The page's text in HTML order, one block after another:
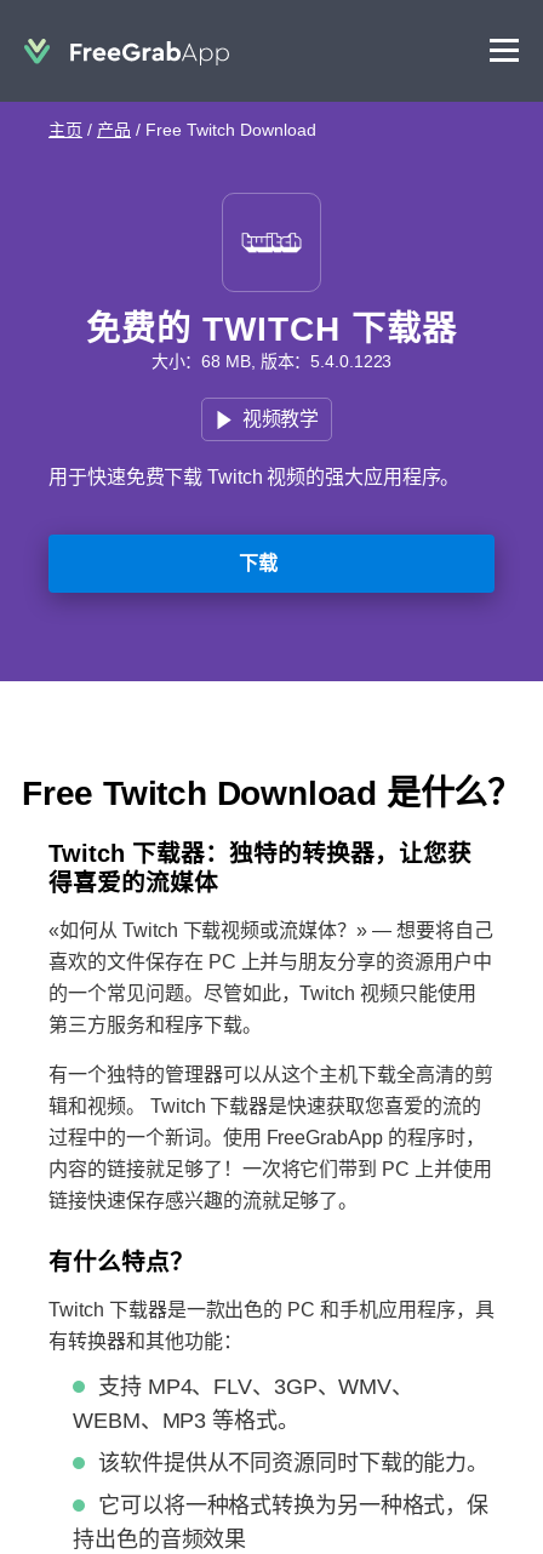
主页 / 产品 / Free Twitch Download
免费的 TWITCH 下载器
大小：68 MB, 版本：5.4.0.1223
视频教学
用于快速免费下载 Twitch 视频的强大应用程序。
下载
Free Twitch Download 是什么？
Twitch 下载器：独特的转换器，让您获
得喜爱的流媒体
«如何从 Twitch 下载视频或流媒体？» — 想要将自己
喜欢的文件保存在 PC 上并与朋友分享的资源用户中
的一个常见问题。尽管如此，Twitch 视频只能使用
第三方服务和程序下载。
有一个独特的管理器可以从这个主机下载全高清的剪
辑和视频。 Twitch 下载器是快速获取您喜爱的流的
过程中的一个新词。使用 FreeGrabApp 的程序时，
内容的链接就足够了！一次将它们带到 PC 上并使用
链接快速保存感兴趣的流就足够了。
有什么特点？
Twitch 下载器是一款出色的 PC 和手机应用程序，具
有转换器和其他功能：
支持 MP4、FLV、3GP、WMV、
WEBM、MP3 等格式。
该软件提供从不同资源同时下载的能力。
它可以将一种格式转换为另一种格式，保
持出色的音频效果